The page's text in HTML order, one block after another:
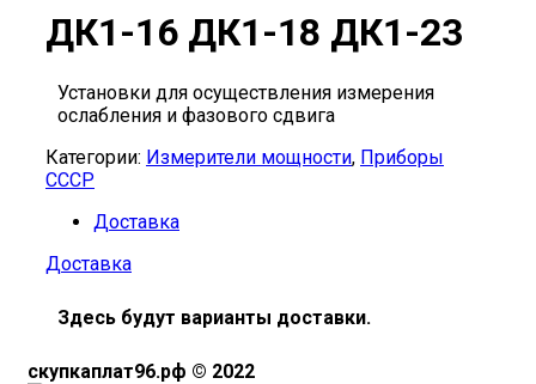
ДК1-16 ДК1-18 ДК1-23
Установки для осуществления измерения
ослабления и фазового сдвига
Категории: Измерители мощности, Приборы
СССР
Доставка
Доставка
Здесь будут варианты доставки.
скупкаплат96.рф © 2022